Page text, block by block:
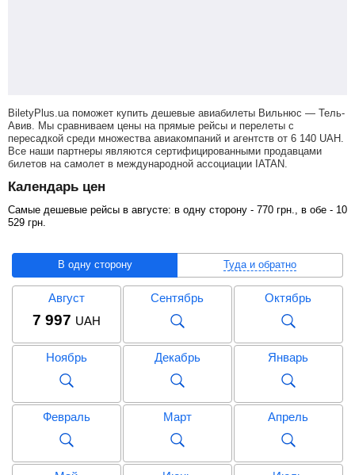
BiletyPlus.ua поможет купить дешевые авиабилеты Вильнюс — Тель-
Авив. Мы сравниваем цены на прямые рейсы и перелеты с
пересадкой среди множества авиакомпаний и агентств от 6 140 UAH
Все наши партнеры являются сертифицированными продавцами
билетов на самолет в международной ассоциации IATAN.
Календарь цен
Самые дешевые рейсы в августе: в одну сторону - 770 грн ., в обе - 10
529 грн
В одну сторону Туда и обратно
Август
7 997 UAH
Сентябрь Октябрь
Ноябрь Декабрь Январь
Февраль Март Апрель